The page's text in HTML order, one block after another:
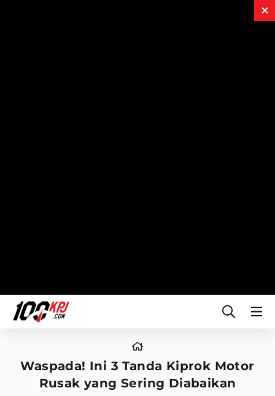
Waspada! Ini 3 Tanda Kiprok Motor
Rusak yang Sering Diabaikan